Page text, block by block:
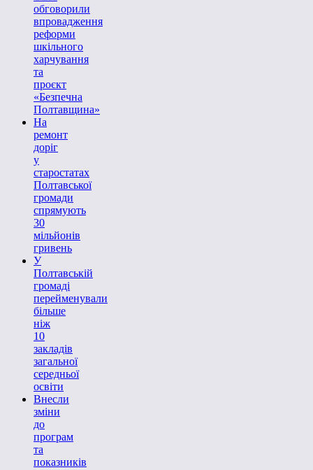
обговорили
впровадження
реформи
шкільного
харчування
та
проєкт
«Безпечна
Полтавщина»
На
ремонт
доріг
у
старостатах
Полтавської
громади
спрямують
30
мільйонів
гривень
У
Полтавській
громаді
перейменували
більше
ніж
10
закладів
загальної
середньої
освіти
Внесли
зміни
до
програм
та
показників